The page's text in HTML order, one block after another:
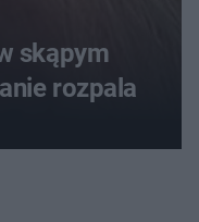
skąpym
rozpala